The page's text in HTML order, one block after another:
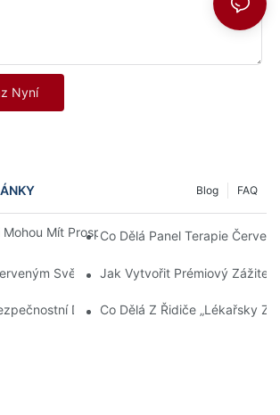
Nyní
FAQ
Blog
Mít Prospěch Z Terapie Červeným
Co Dělá Panel Terapie
Světlem: Jak Dlouho Trvá, Než Se
Jak Vytvořit Prémiový Zážitek
Detail: Jak Společnost Sunsred
Co Dělá Z Řidiče „lékařsky